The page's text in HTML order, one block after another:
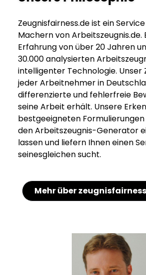
Zeugnisfairness.de ist ein
Machern von Arbeitszeugnis.de.
Erfahrung von über 20 Jahren
30.000 analysierten
intelligenter Technologie. Unser
jeder Arbeitnehmer in
differenzierte und fehlerfreie
seine Arbeit erhält. Unsere
bestgeeigneten
den Arbeitszeugnis-Generator
lassen und liefern Ihnen einen
seinesgleichen sucht.
Mehr über